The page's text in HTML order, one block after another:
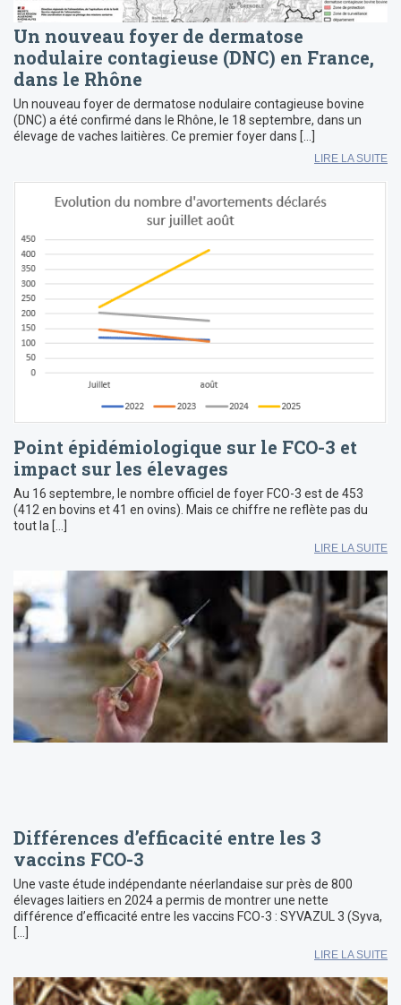
Un nouveau foyer de dermatose
nodulaire contagieuse (DNC) en France,
dans le Rhône
Un nouveau foyer de dermatose nodulaire contagieuse bovine
(DNC) a été confirmé dans le Rhône, le 18 septembre, dans un
élevage de vaches laitières. Ce premier foyer dans […]
LIRE LA SUITE
Point épidémiologique sur le FCO-3 et
impact sur les élevages
Au 16 septembre, le nombre officiel de foyer FCO-3 est de 453
(412 en bovins et 41 en ovins). Mais ce chiffre ne reflète pas du
tout la […]
LIRE LA SUITE
Différences d’efficacité entre les 3
vaccins FCO-3
Une vaste étude indépendante néerlandaise sur près de 800
élevages laitiers en 2024 a permis de montrer une nette
différence d’efficacité entre les vaccins FCO-3 : SYVAZUL 3 (Syva,
[…]
LIRE LA SUITE